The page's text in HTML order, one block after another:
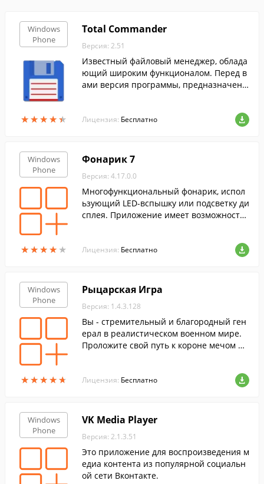
Windows
Phone
★★★★★
★★★★★
Total Commander
Версия: 2.51
Известный файловый менеджер, облада
ющий широким функционалом. Перед в
ами версия программы, предназначенн
Лицензия: Бесплатно
Windows
Phone
★★★★ ★
★★★★ ★
Фонарик 7
Версия: 4.17.0.0
Многофункциональный фонарик, испол
ьзующий LED-вспышку или подсветку ди
сплея. Приложение имеет возможности
арика, звуковое сопровождение в режим
Лицензия: Бесплатно
Windows
Phone
★★★★★
★★★★★
Рыцарская Игра
Версия: 1.4.3.128
Вы - стремительный и благородный ген
ерал в реалистическом военном мире.
Проложите свой путь к короне мечом и
Лицензия: Бесплатно
Windows
Phone
VK Media Player
Версия: 2.1.3.51
Это приложение для воспроизведения м
едиа контента из популярной социальн
ой сети Вконтакте.